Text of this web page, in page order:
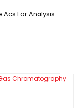
Acs For Analysis